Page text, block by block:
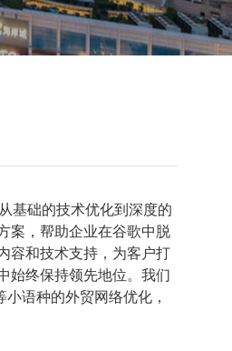
基础的技术优化到深度的
案，帮助企业在谷歌中脱
容和技术支持，为客户打
始终保持领先地位。我们
语种的外贸网络优化，